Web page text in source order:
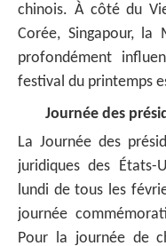
chinois. À côté du
Corée, Singapour,
profondément
festival du printemps
Journée des
La Journée des
juridiques des
lundi de tous les
journée
Pour la journée de